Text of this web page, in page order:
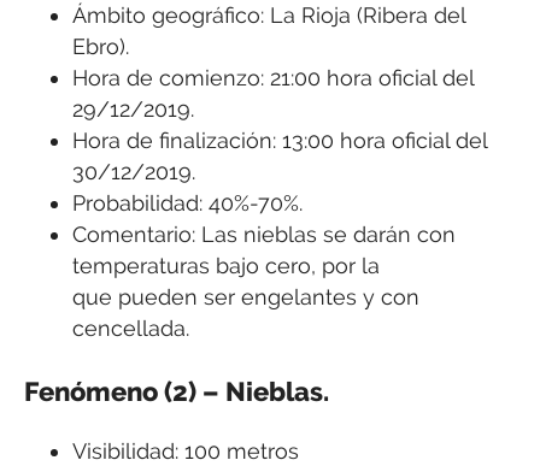
Ámbito geográfico: La Rioja (Ribera del
Ebro).
Hora de comienzo: 21:00 hora oficial del
29/12/2019.
Hora de finalización: 13:00 hora oficial del
30/12/2019.
Probabilidad: 40%-70%.
Comentario: Las nieblas se darán con
temperaturas bajo cero, por la
que pueden ser engelantes y con
cencellada.
Fenómeno (2) – Nieblas.
Visibilidad: 100 metros